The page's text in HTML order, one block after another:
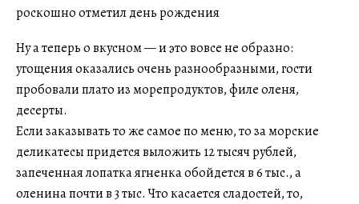
Ну а теперь о вкусном — и это вовсе не образно:
угощения оказались очень разнообразными, гости
пробовали плато из морепродуктов, филе оленя,
десерты.
Если заказывать то же самое по меню, то за морские
деликатесы придется выложить 12 тысяч рублей,
запеченная лопатка ягненка обойдется в 6 тыс., а
оленина почти в 3 тыс. Что касается сладостей, то,